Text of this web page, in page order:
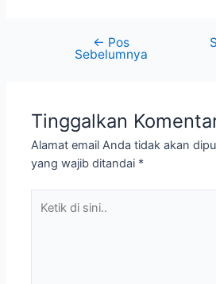
← Pos
Sebelumnya
Tinggalkan
Alamat email Anda tidak akan
yang wajib ditandai *